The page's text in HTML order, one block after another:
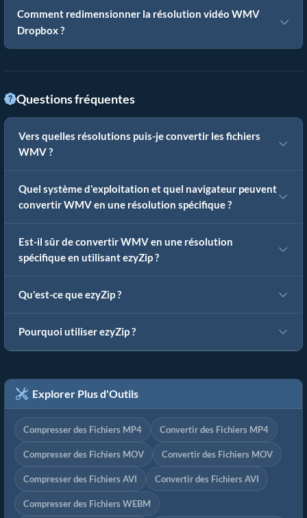
Comment redimensionner la résolution vidéo WMV
Dropbox ?
Questions fréquentes
Vers quelles résolutions puis-je convertir les fichiers
WMV ?
Quel système d'exploitation et quel navigateur peuvent
convertir WMV en une résolution spécifique ?
Est-il sûr de convertir WMV en une résolution
spécifique en utilisant ezyZip ?
Qu'est-ce que ezyZip ?
Pourquoi utiliser ezyZip ?
Explorer Plus d'Outils
Compresser des Fichiers MP4 Convertir des Fichiers MP4
Compresser des Fichiers MOV Convertir des Fichiers MOV
Compresser des Fichiers AVI Convertir des Fichiers AVI
Compresser des Fichiers WEBM